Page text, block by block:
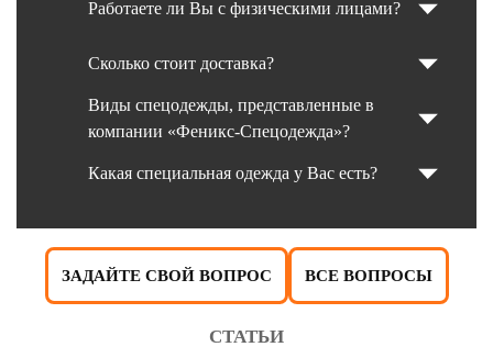
Работаете ли Вы с физическими лицами?
Сколько стоит доставка?
Виды спецодежды, представленные в
компании «Феникс-Спецодежда»?
Какая специальная одежда у Вас есть?
ЗАДАЙТЕ СВОЙ ВОПРОС ВСЕ ВОПРОСЫ
СТАТЬИ